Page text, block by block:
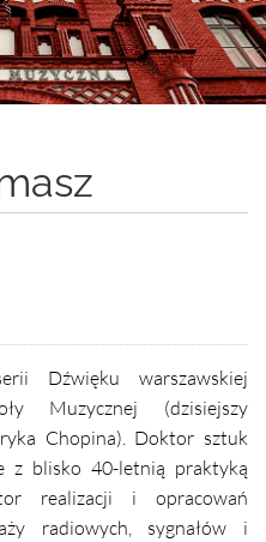
Dźwięku warszawskiej
Muzycznej (dzisiejszy
Chopina). Doktor sztuk
z blisko 40-letnią praktyką
realizacji i opracowań
radiowych, sygnałów i